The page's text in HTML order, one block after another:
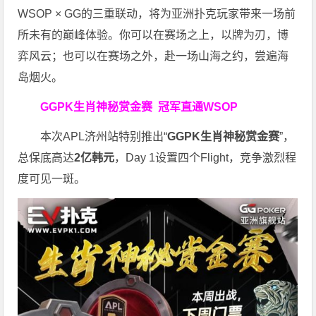
WSOP × GG的三重联动，将为亚洲扑克玩家带来一场前
所未有的巅峰体验。你可以在赛场之上，以牌为刃，博
弈风云；也可以在赛场之外，赴一场山海之约，尝遍海
岛烟火。
GGPK生肖神秘赏金赛冠军直通WSOP
本次APL济州站特别推出“GGPK生肖神秘赏金赛”，
总保底高达2亿韩元，Day 1设置四个Flight，竞争激烈程
度可见一斑。